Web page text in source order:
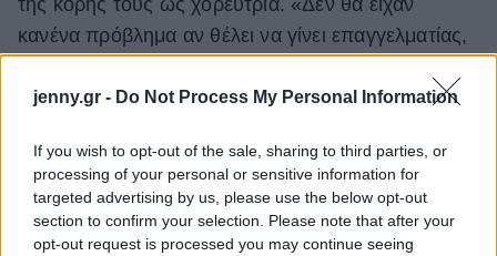
jenny.gr - Do Not Process My Personal Information
If you wish to opt-out of the sale, sharing to third parties, or
processing of your personal or sensitive information for
targeted advertising by us, please use the below opt-out
section to confirm your selection. Please note that after your
opt-out request is processed you may continue seeing
της κόρης τους ως χορεύτρια. «Δεν θα είχαν
κανένα πρόβλημα αν θέλει να γίνει επαγγελματίας,
κατέθεσε μηνυση στην πρώην σύζυγό του,
ισχυριζόμενος ότι σκόπιμα προσπάθησε να
«προκαλέσει κακό» στη φήμη της πρώην
συνιδιοκτήτριας επιχείρησης κρασιού τους, Miraval,